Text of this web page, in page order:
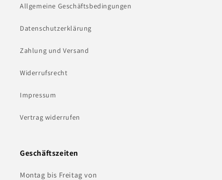
Allgemeine Geschäftsbedingungen
Datenschutzerklärung
Zahlung und Versand
Widerrufsrecht
Impressum
Vertrag widerrufen
Geschäftszeiten
Montag bis Freitag von